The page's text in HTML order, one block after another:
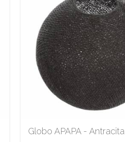
Globo APAPA - Antracita